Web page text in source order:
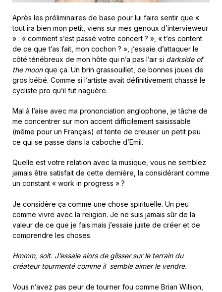
Après les préliminaires de base pour lui faire sentir que «
tout ira bien mon petit, viens sur mes genoux d’intervieweur
» : « comment s’est passé votre concert ? », « t’es content
de ce que t’as fait, mon cochon ? », j’essaie d’attaquer le
côté ténébreux de mon hôte qui n’a pas l’air si darkside of
the moonque ça. Un brin grassouillet, de bonnes joues de
gros bébé. Comme si l’artiste avait définitivement chassé le
cycliste pro qu’il fut naguère.
Mal à l’aise avec ma prononciation anglophone, je tâche de
me concentrer sur mon accent difficilement saisissable
(même pour un Français) et tente de creuser un petit peu
ce qui se passe dans la caboche d’Emil.
Quelle est votre relation avec la musique, vous ne semblez
jamais être satisfait de cette dernière, la considérant comme
un constant « work in progress » ?
Je considère ça comme une chose spirituelle. Un peu
comme vivre avec la religion. Je ne suis jamais sûr de la
valeur de ce que je fais mais j’essaie juste de créer et de
comprendre les choses.
Hmmm, soit. J’essaie alors de glisser sur le terrain du
créateur tourmenté comme il semble aimer le vendre.
Vous n’avez pas peur de tourner fou comme Brian Wilson,